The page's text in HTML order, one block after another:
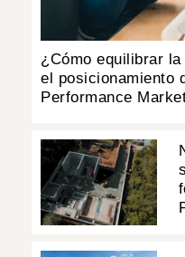
¿Cómo equilibrar
el posicionamiento
Performance